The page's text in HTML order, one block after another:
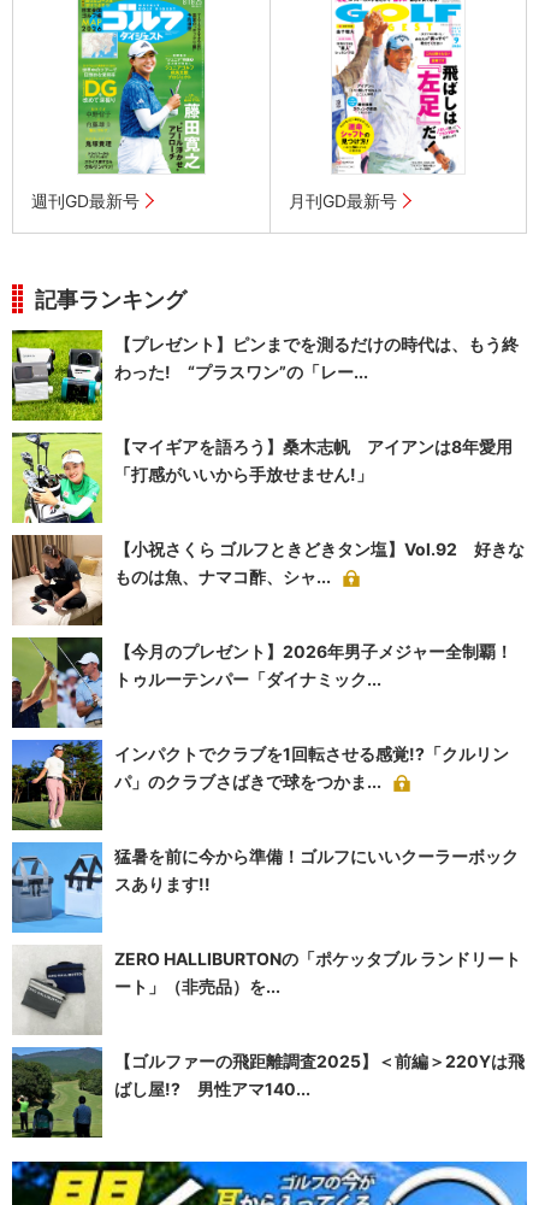
週刊GD最新号 月刊GD最新号
記事ランキング
【プレゼント】ピンまでを測るだけの時代は、もう終
わった! “プラスワン”の「レー...
【マイギアを語ろう】桑木志帆 アイアンは8年愛用
「打感がいいから手放せません!」
【小祝さくら ゴルフときどきタン塩】Vol.92 好きな
ものは魚、ナマコ酢、シャ...
【今月のプレゼント】2026年男子メジャー全制覇！
トゥルーテンパー「ダイナミック...
インパクトでクラブを1回転させる感覚!?「クルリン
パ」のクラブさばきで球をつかま...
猛暑を前に今から準備！ゴルフにいいクーラーボック
スあります!!
ZERO HALLIBURTONの「ポケッタブル ランドリート
ート」（非売品）を...
【ゴルファーの飛距離調査2025】＜前編＞220Yは飛
ばし屋!? 男性アマ140...